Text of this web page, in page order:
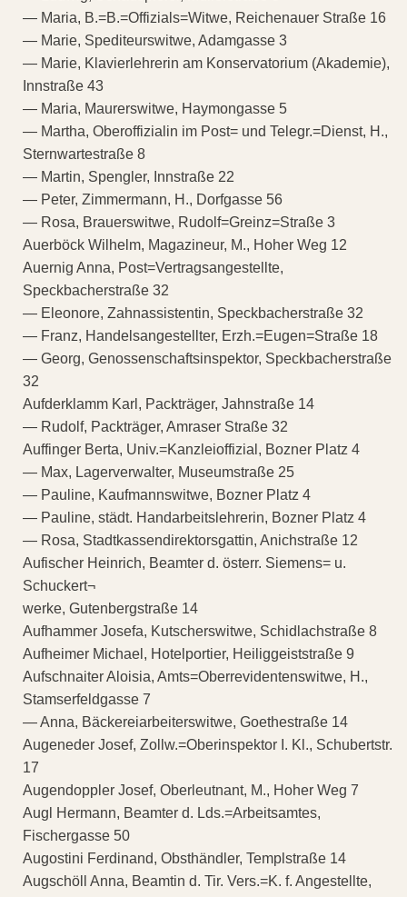
— Maria, B.=B.=Offizials=Witwe, Reichenauer Straße 16
— Marie, Spediteurswitwe, Adamgasse 3
— Marie, Klavierlehrerin am Konservatorium (Akademie),
Innstraße 43
— Maria, Maurerswitwe, Haymongasse 5
— Martha, Oberoffizialin im Post= und Telegr.=Dienst, H.,
Sternwartestraße 8
— Martin, Spengler, Innstraße 22
— Peter, Zimmermann, H., Dorfgasse 56
— Rosa, Brauerswitwe, Rudolf=Greinz=Straße 3
Auerböck Wilhelm, Magazineur, M., Hoher Weg 12
Auernig Anna, Post=Vertragsangestellte,
Speckbacherstraße 32
— Eleonore, Zahnassistentin, Speckbacherstraße 32
— Franz, Handelsangestellter, Erzh.=Eugen=Straße 18
— Georg, Genossenschaftsinspektor, Speckbacherstraße
32
Aufderklamm Karl, Packträger, Jahnstraße 14
— Rudolf, Packträger, Amraser Straße 32
Auffinger Berta, Univ.=Kanzleioffizial, Bozner Platz 4
— Max, Lagerverwalter, Museumstraße 25
— Pauline, Kaufmannswitwe, Bozner Platz 4
— Pauline, städt. Handarbeitslehrerin, Bozner Platz 4
— Rosa, Stadtkassendirektorsgattin, Anichstraße 12
Aufischer Heinrich, Beamter d. österr. Siemens= u.
Schuckert¬
werke, Gutenbergstraße 14
Aufhammer Josefa, Kutscherswitwe, Schidlachstraße 8
Aufheimer Michael, Hotelportier, Heiliggeiststraße 9
Aufschnaiter Aloisia, Amts=Oberrevidentenswitwe, H.,
Stamserfeldgasse 7
— Anna, Bäckereiarbeiterswitwe, Goethestraße 14
Augeneder Josef, Zollw.=Oberinspektor I. Kl., Schubertstr.
17
Augendoppler Josef, Oberleutnant, M., Hoher Weg 7
Augl Hermann, Beamter d. Lds.=Arbeitsamtes,
Fischergasse 50
Augostini Ferdinand, Obsthändler, Templstraße 14
Augschöll Anna, Beamtin d. Tir. Vers.=K. f. Angestellte,